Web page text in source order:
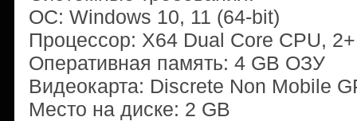
ОС: Windows 10, 11 (64-bit)
Процессор: X64 Dual Core CPU,
Оперативная память: 4 GB ОЗУ
Видеокарта: Discrete Non Mobile
Место на диске: 2 GB